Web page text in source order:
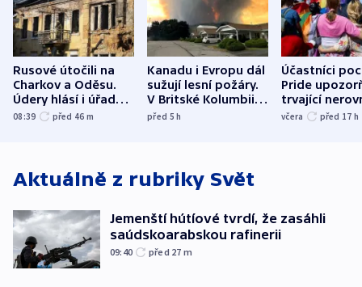
Rusové útočili na
Charkov a Oděsu.
Údery hlásí i úřady v
Bělgorodu
08:39 před 46 m
Kanadu i Evropu dál
sužují lesní požáry.
V Britské Kolumbii
evakuovali tisíce lidí
před 5h
Účastníci
Pride
trvající
včera před 17 h
Aktuálně z rubriky Svět
Jemenští hútíové tvrdí, že zasáhli
saúdskoarabskou rafinerii
09:40 před 27 m